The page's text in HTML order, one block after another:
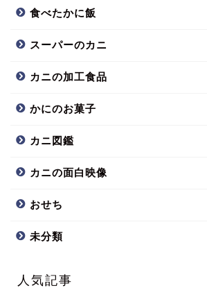
食べたかに飯
スーパーのカニ
カニの加工食品
かにのお菓子
カニ図鑑
カニの面白映像
おせち
未分類
人気記事